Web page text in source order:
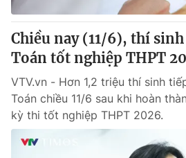
Chiều nay (11/6), thí
Toán tốt nghiệp THPT
VTV.vn - Hơn 1,2 triệu thí sinh
Toán chiều 11/6 sau khi hoàn
kỳ thi tốt nghiệp THPT 2026.